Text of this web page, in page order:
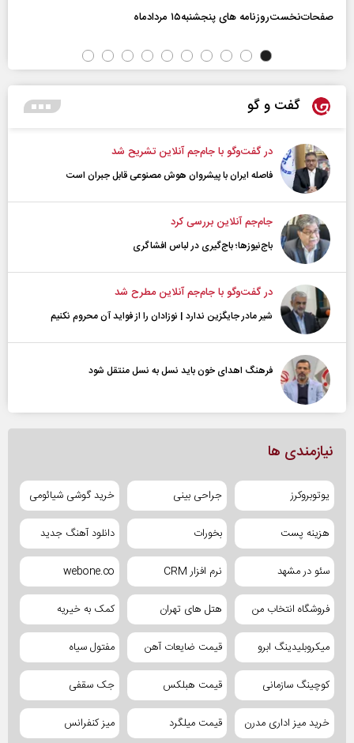
صفحات‌نخست‌روزنامه ها‌ی پنجشنبه‌۱۵ مردادماه
گفت و گو
در گفت‌و‌گو با جام‌جم آنلاین تشریح شد
فاصله ایران با پیشرو‌ان هوش مصنوعی قابل جبران است
جام‌جم آنلاین بررسی کرد
باج‌نیوزها؛ باج‌گیری در لباس افشاگری
در گفت‌و‌گو با جام‌جم آنلاین مطرح شد
شیر مادر جایگزین ندارد | نوزادان را از فواید آن محروم نکنیم
فرهنگ اهدای خون باید نسل به نسل منتقل شود
نیازمندی ها
یوتوبروکرز جراحی بینی خرید گوشی شیائومی
هزینه پست بخورات دانلود آهنگ جدید
سئو در مشهد نرم افزار CRM webone.co
فروشگاه انتخاب من هتل های تهران کمک به خیریه
میکروبلیدینگ ابرو قیمت ضایعات آهن مفتول سیاه
کوچینگ سازمانی قیمت هبلکس جک سقفی
خرید میز اداری مدرن قیمت میلگرد میز کنفرانس